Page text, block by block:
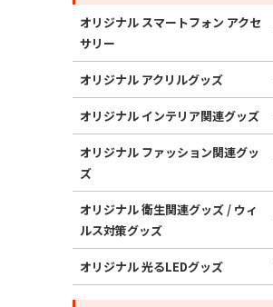
オリジナル スマートフォン アクセ
サリー
オリジナル アクリルグッズ
オリジナル インテリア関連グッズ
オリジナル ファッション関連グッ
ズ
オリジナル 衛生関連グッズ / ウィ
ルス対策グッズ
オリジナル 光るLEDグッズ